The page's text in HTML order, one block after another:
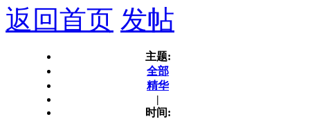
返回首页 发帖
主题:
全部
精华
|
时间: